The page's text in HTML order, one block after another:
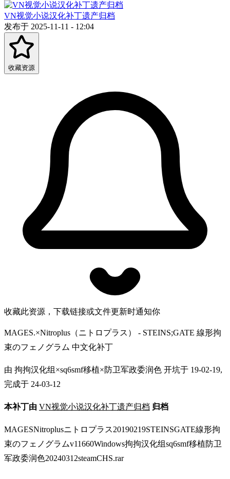
VN视觉小说汉化补丁遗产归档
发布于 2025-11-11 - 12:04
收藏资源
收藏此资源，下载链接或文件更新时通知你
MAGES.×Nitroplus（ニトロプラス） - STEINS;GATE 線形拘
束のフェノグラム 中文化补丁
由 拘拘汉化组×sq6smf移植×防卫军政委润色 开坑于 19-02-19,
完成于 24-03-12
本补丁由 VN视觉小说汉化补丁遗产归档 归档
MAGESNitroplusニトロプラス20190219STEINSGATE線形拘
束のフェノグラムv11660Windows拘拘汉化组sq6smf移植防卫
军政委润色20240312steamCHS.rar